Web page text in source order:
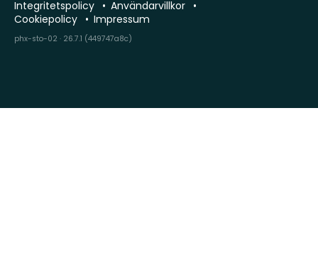
Integritetspolicy
Användarvillkor
Cookiepolicy
Impressum
phx-sto-02 · 26.7.1 (449747a8c)